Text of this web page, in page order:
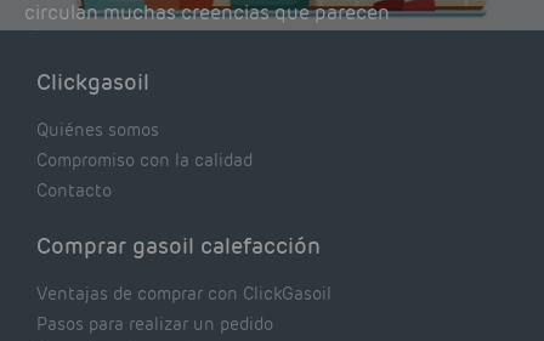
circulan muchas creencias que parecen
lógicas pero que, en realidad, pueden estar
de tu caldera. Pocas se contrastan con lo que
Clickgasoil
Quiénes somos
Compromiso con la calidad
Contacto
Comprar gasoil calefacción
Ventajas de comprar con ClickGasoil
Pasos para realizar un pedido